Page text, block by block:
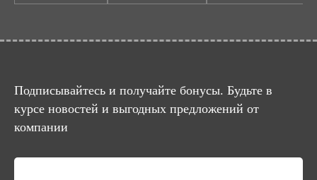
Подписывайтесь и получайте бонусы. Будьте в
курсе новостей и выгодных предложений от
компании